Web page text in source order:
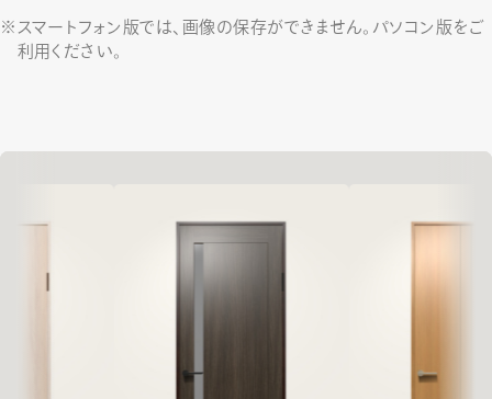
スマートフォン版では、画像の保存ができません。パソコン版をご
利用ください。